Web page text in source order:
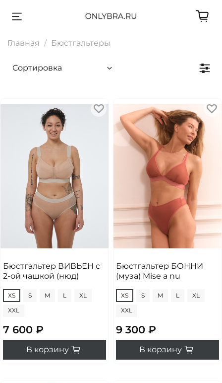
Главная Бюстгальтеры
Бюстгальтер ВИВЬЕН с
2-ой чашкой (нюд)
XS S M L XL
XXL
7 600 ₽
В корзину
Бюстгальтер БОННИ
(муза) Mise a nu
XS S M L XL
XXL
9 300 ₽
В корзину